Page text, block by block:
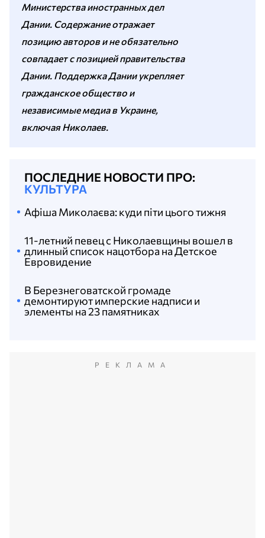
Министерства иностранных дел
Дании. Содержание отражает
позицию авторов и не обязательно
совпадает с позицией правительства
Дании. Поддержка Дании укрепляет
гражданское общество и
независимые медиа в Украине,
включая Николаев.
ПОСЛЕДНИЕ НОВОСТИ ПРО:
КУЛЬТУРА
В Березнеговатской громаде
демонтируют имперские надписи и
элементы на 23 памятниках
11-летний певец с Николаевщины вошел в
длинный список нацотбора на Детское
Евровидение
Афіша Миколаєва: куди піти цього тижня
РЕКЛАМА